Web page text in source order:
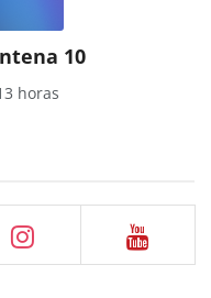
10
horas